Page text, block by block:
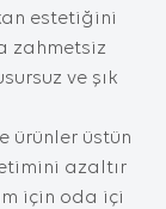
estetiğini
zahmetsiz
ve şık
ürünler üstün
azaltır
için oda içi
bir